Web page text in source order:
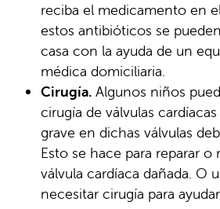
reciba el medicamento en
estos antibióticos se
casa con la ayuda de un
médica domiciliaria.
Cirugía. Algunos niños
cirugía de válvulas
grave en dichas válvulas
Esto se hace para reparar o
válvula cardíaca dañada. O
necesitar cirugía para